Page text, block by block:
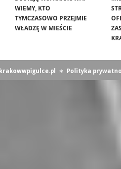
WIEMY, KTO
TYMCZASOWO PRZEJMIE
WŁADZĘ W MIEŚCIE
krakowwpigulce.pl ∗ Polityka